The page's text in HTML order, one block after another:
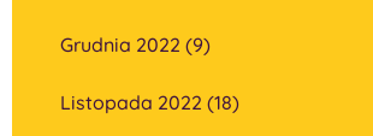
Grudnia 2022 (9)
Listopada 2022 (18)